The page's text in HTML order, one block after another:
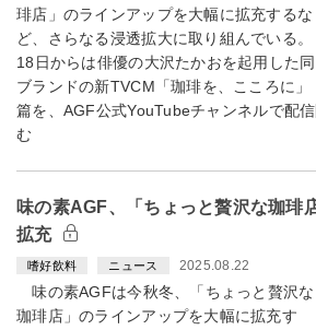
琲店」のラインアップを大幅に拡充するな
ど、さらなる浸透拡大に取り組んでいる。
18日からは俳優の大沢たかおを起用した同
ブランドの新TVCM「珈琲を、こころに」
篇を、AGF公式YouTubeチャンネルで配
む
味の素AGF、「ちょっと贅沢な珈琲
拡充
嗜好飲料 ニュース 2025.08.22
味の素AGFは今秋冬、「ちょっと贅沢な
珈琲店」のラインアップを大幅に拡充す